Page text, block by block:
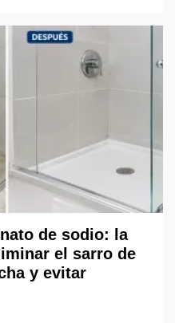
de sodio: la
el sarro de
y evitar